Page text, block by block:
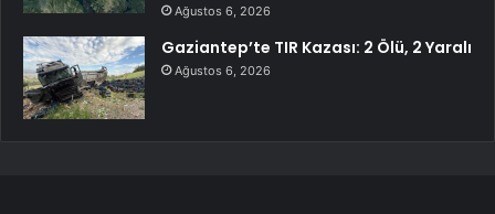
Ağustos 6, 2026
Gaziantep’te TIR Kazası: 2 Ölü, 2 Yaralı
Ağustos 6, 2026